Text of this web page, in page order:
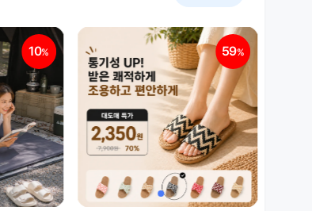
59% 62%